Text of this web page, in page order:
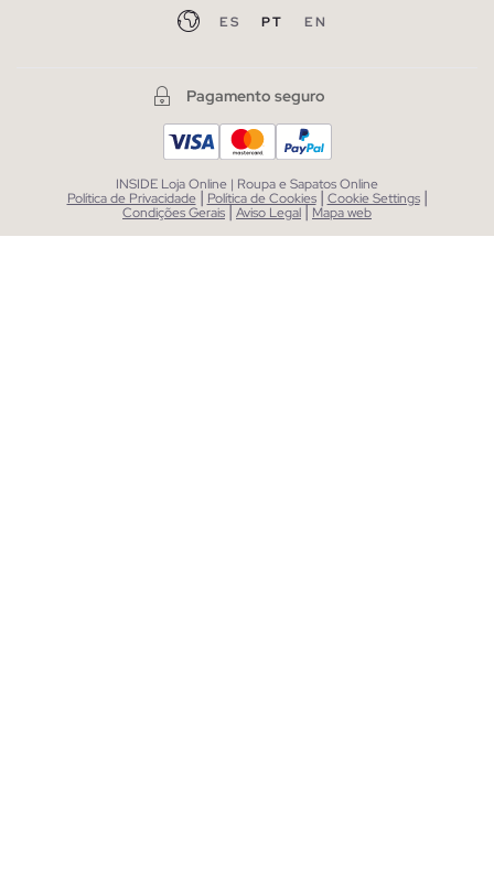
ES PT EN
Pagamento seguro
INSIDE Loja Online | Roupa e Sapatos Online
Política de Privacidade | Política de Cookies | Cookie Settings |
Condições Gerais|Aviso Legal| Mapa web